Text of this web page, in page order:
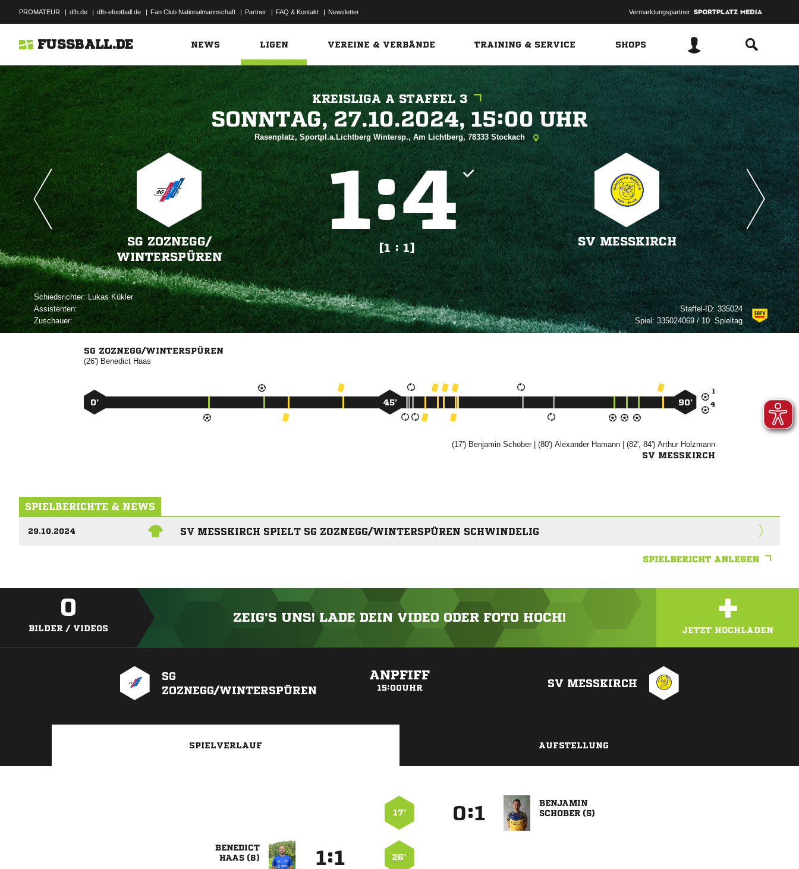
PROMATEUR | dfb.de | dfb-efootball.de | Fan Club Nationalmannschaft | Partner | FAQ & Kontakt | Newsletter Vermarktungspartner:
FUSSBALL.DE NEWS LIGEN VEREINE & VERBÄNDE TRAINING & SERVICE SHOPS
KREISLIGA A STAFFEL 3
   
Rasenplatz, Sportpl.a.Lichtberg Wintersp., Am Lichtberg, 78333 Stockach
SG ZOZNEGG/​
WINTERSPÜREN
:
[1 : 1]
SV MESSKIRCH
Schiedsrichter: 
Assistenten:
Zuschauer:
Staffel-ID:335024
Spiel:335024069 / 10. Spieltag
SG ZOZNEGG/WINTERSPÜREN
(26') 


0’ 45’ 90’
(17')  | (80')  | (82', 84') 
SV MESSKIRCH
SPIELBERICHTE & NEWS
29.10.2024 SV MESSKIRCH SPIELT SG ZOZNEGG/WINTERSPÜREN SCHWINDELIG
SPIELBERICHT ANLEGEN
0
BILDER / VIDEOS
ZEIG'S UNS! LADE DEIN VIDEO ODER FOTO HOCH! +
JETZT HOCHLADEN
SG
ZOZNEGG/WINTERSPÜREN
ANPFIFF
15:00UHR SV MESSKIRCH
SPIELVERLAUF AUFSTELLUNG
17’ :

 

 
: 26’